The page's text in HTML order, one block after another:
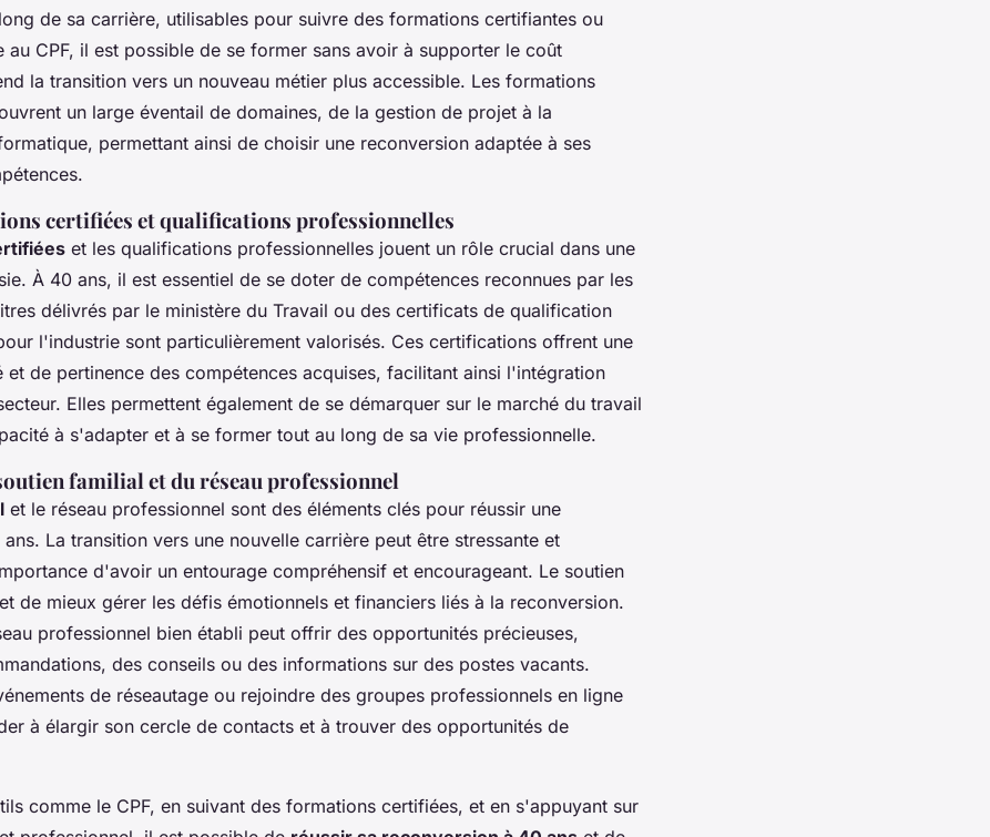
de sa carrière, utilisables pour suivre des formations certifiantes ou
au CPF, il est possible de se former sans avoir à supporter le coût
la transition vers un nouveau métier plus accessible. Les formations
un large éventail de domaines, de la gestion de projet à la
permettant ainsi de choisir une reconversion adaptée à ses
certifiées et qualifications professionnelles
et les qualifications professionnelles jouent un rôle crucial dans une
À 40 ans, il est essentiel de se doter de compétences reconnues par les
délivrés par le ministère du Travail ou des certificats de qualification
l'industrie sont particulièrement valorisés. Ces certifications offrent une
et de pertinence des compétences acquises, facilitant ainsi l'intégration
Elles permettent également de se démarquer sur le marché du travail
à s'adapter et à se former tout au long de sa vie professionnelle.
familial et du réseau professionnel
et le réseau professionnel sont des éléments clés pour réussir une
La transition vers une nouvelle carrière peut être stressante et
d'avoir un entourage compréhensif et encourageant. Le soutien
de mieux gérer les défis émotionnels et financiers liés à la reconversion.
professionnel bien établi peut offrir des opportunités précieuses,
des conseils ou des informations sur des postes vacants.
de réseautage ou rejoindre des groupes professionnels en ligne
à élargir son cercle de contacts et à trouver des opportunités de
comme le CPF, en suivant des formations certifiées, et en s'appuyant sur